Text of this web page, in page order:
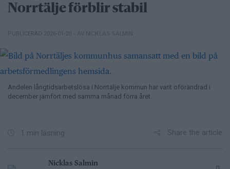
Norrtälje förblir stabil
PUBLICERAD 2026-01-20 – AV NICKLAS SALMIN
Andelen långtidsarbetslösa i Norrtälje kommun har varit oförändrad i
december jämfört med samma månad förra året.
1 min läsning Share the article
Nicklas Salmin